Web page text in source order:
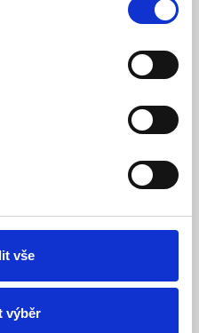
vše
výběr
JA-111A, JA-151A